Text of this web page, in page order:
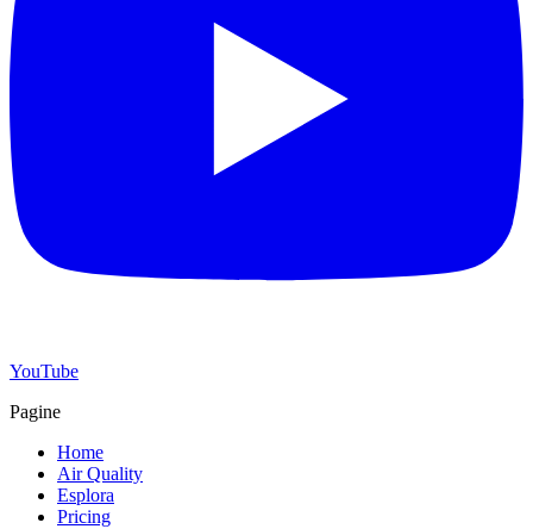
YouTube
Pagine
Home
Air Quality
Esplora
Pricing